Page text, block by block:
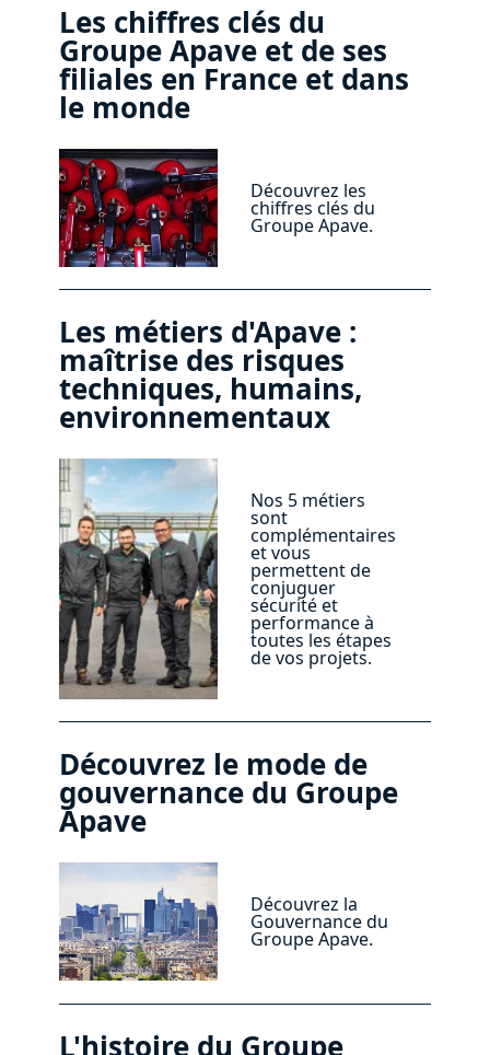
Les chiffres clés du
Groupe Apave et de ses
filiales en France et dans
le monde
Découvrez les
chiffres clés du
Groupe Apave.
Les métiers d'Apave :
maîtrise des risques
techniques, humains,
environnementaux
Nos 5 métiers
sont
complémentaires
et vous
permettent de
conjuguer
sécurité et
performance à
toutes les étapes
de vos projets.
Découvrez le mode de
gouvernance du Groupe
Apave
Découvrez la
Gouvernance du
Groupe Apave.
L'histoire du Groupe